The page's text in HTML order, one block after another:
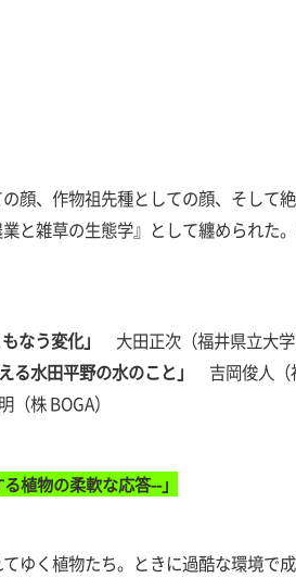
顔、作物祖先種としての顔、そして
と雑草の生態学』として纏められた
なう変化」
大田正次（福井県立大学
る水田平野の水のこと」
吉岡俊人（
（株 BOGA）
植物の柔軟な応答--」
ゆく植物たち。ときに過酷な環境で